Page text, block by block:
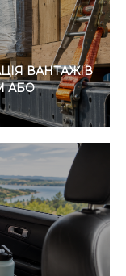
ВАНТАЖІВ
АБО